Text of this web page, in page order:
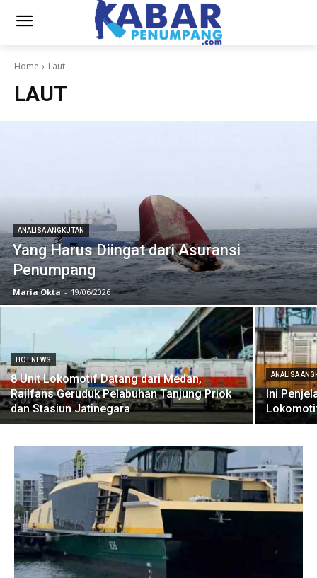
Home Laut
LAUT
ANALISA ANGKUTAN
Yang Harus Diingat dari Asuransi
Penumpang
Maria Okta - 19/06/2026
HOT NEWS
8 Unit Lokomotif Datang dari Medan,
Railfans Geruduk Pelabuhan Tanjung Priok
dan Stasiun Jatinegara
ANALISA
Ini